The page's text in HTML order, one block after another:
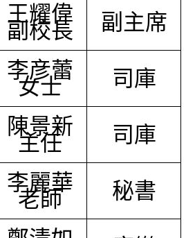
王耀偉
副校長 副主席
李彦蕾
女士 司庫
陳景新
主任 司庫
李麗華
老師 秘書